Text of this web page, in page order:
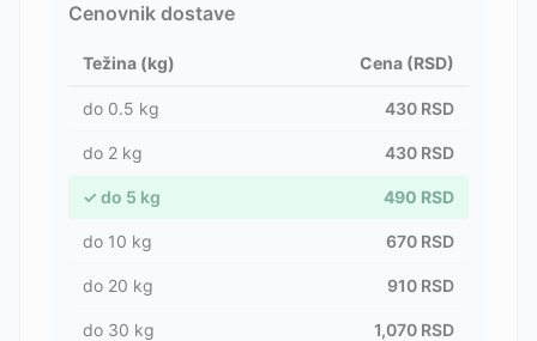
Cenovnik dostave
Težina (kg) Cena (RSD)
do 0.5 kg 430 RSD
do 2 kg 430 RSD
✓ do 5 kg 490 RSD
do 10 kg 670 RSD
do 20 kg 910 RSD
do 30 kg 1,070 RSD